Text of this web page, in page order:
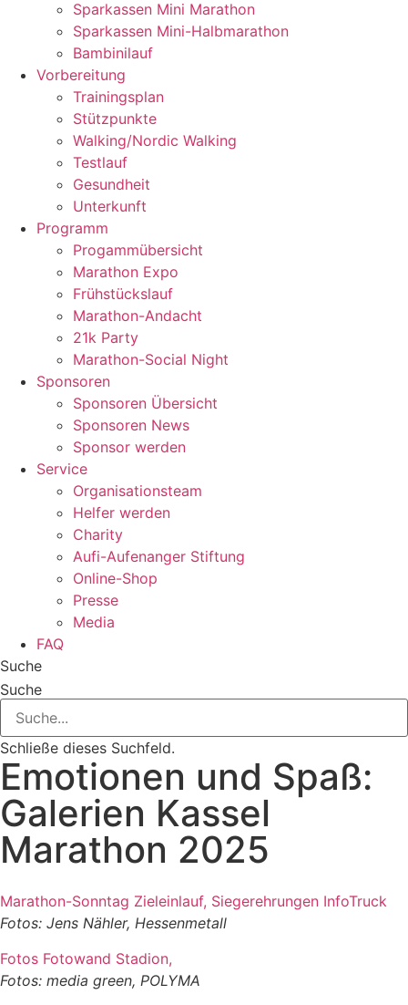
Sparkassen Mini Marathon
Sparkassen Mini-Halbmarathon
Bambinilauf
Vorbereitung
Trainingsplan
Stützpunkte
Walking/Nordic Walking
Testlauf
Gesundheit
Unterkunft
Programm
Progammübersicht
Marathon Expo
Frühstückslauf
Marathon-Andacht
21k Party
Marathon-Social Night
Sponsoren
Sponsoren Übersicht
Sponsoren News
Sponsor werden
Service
Organisationsteam
Helfer werden
Charity
Aufi-Aufenanger Stiftung
Online-Shop
Presse
Media
FAQ
Suche
Suche
Schließe dieses Suchfeld.
Emotionen und Spaß:
Galerien Kassel
Marathon 2025
Marathon-Sonntag Zieleinlauf, Siegerehrungen InfoTruck
Fotos: Jens Nähler, Hessenmetall
Fotos Fotowand Stadion,
Fotos: media green, POLYMA